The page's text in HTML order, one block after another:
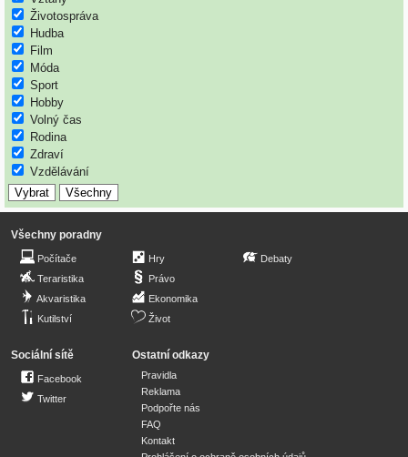
Životospráva
Hudba
Film
Móda
Sport
Hobby
Volný čas
Rodina
Zdraví
Vzdělávání
Všechny poradny
Počítače
Teraristika
Akvaristika
Kutilství
Hry
Právo
Ekonomika
Život
Debaty
Sociální sítě
Facebook
Twitter
Ostatní odkazy
Pravidla
Reklama
Podpořte nás
FAQ
Kontakt